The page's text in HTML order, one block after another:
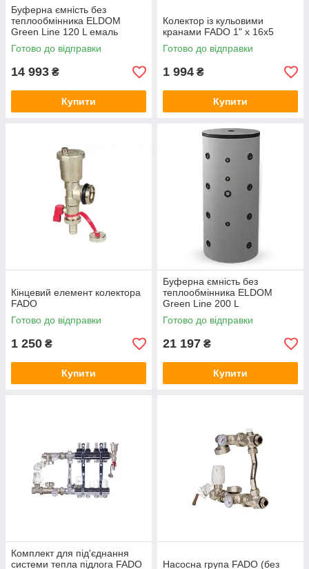
Буферна ємність без
теплообмінника ELDOM
Green Line 120 L емаль
Готово до відправки
14 993 ₴
Купити
Колектор із кульовими
кранами FADO 1" x 16x5
Готово до відправки
1 994 ₴
Купити
Кінцевий елемент колектора
FADO
Готово до відправки
1 250 ₴
Купити
Буферна ємність без
теплообмінника ELDOM
Green Line 200 L
Готово до відправки
21 197 ₴
Купити
Комплект для під'єднання
системи тепла підлога FADO
Насосна група FADO (без